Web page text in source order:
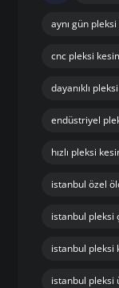
aynı gün
cnc pleksi
dayanıklı
endüstriyel
hızlı pleksi
istanbul özel
istanbul pleksi
istanbul pleksi
istanbul pleksi